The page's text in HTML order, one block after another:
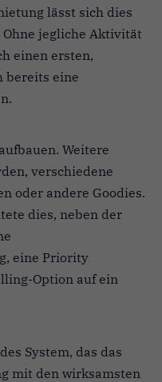
lässt sich dies
jegliche Aktivität
einen ersten,
bereits eine
Weitere
verschiedene
oder andere Goodies.
dies, neben der
eine Priority
Option auf ein
System, das das
mit den wirksamsten